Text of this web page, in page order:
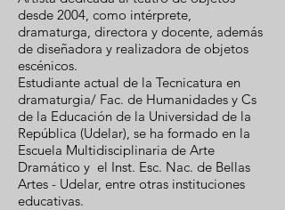
desde 2004, como intérprete,
dramaturga, directora y docente, además
de diseñadora y realizadora de objetos
escénicos.
Estudiante actual de la Tecnicatura en
dramaturgia/ Fac. de Humanidades y Cs
de la Educación de la Universidad de la
República (Udelar), se ha formado en la
Escuela Multidisciplinaria de Arte
Dramático y el Inst. Esc. Nac. de Bellas
Artes - Udelar, entre otras instituciones
educativas.